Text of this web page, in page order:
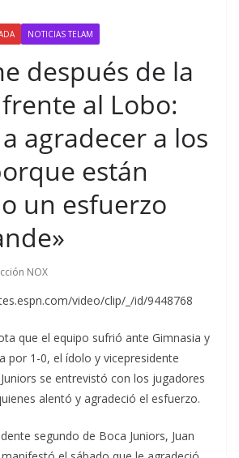
NOTICIAS TELAM
después de la
al Lobo:
agradecer a los
están
un esfuerzo
NOX
video/clip/_/id/9448768
que el equipo sufrió ante Gimnasia y
por 1-0, el ídolo y vicepresidente
se entrevistó con los jugadores
alentó y agradeció el esfuerzo.
segundo de Boca Juniors, Juan